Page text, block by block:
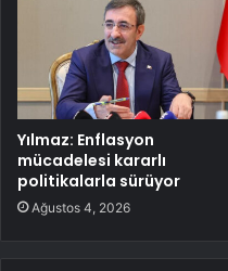
Yılmaz: Enflasyon
mücadelesi kararlı
politikalarla sürüyor
Ağustos 4, 2026